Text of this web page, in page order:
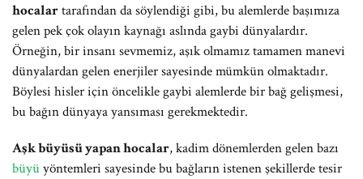
hocalartarafından da söylendiği gibi, bu alemlerde başımıza
gelen pek çok olayın kaynağı aslında gaybi dünyalardır.
Örneğin, bir insanı sevmemiz, aşık olmamız tamamen manevi
dünyalardan gelen enerjiler sayesinde mümkün olmaktadır.
Böylesi hisler için öncelikle gaybi alemlerde bir bağ gelişmesi,
bu bağın dünyaya yansıması gerekmektedir.
Aşk büyüsü yapan hocalar, kadim dönemlerden gelen bazı
büyüyöntemleri sayesinde bu bağların istenen şekillerde tesir